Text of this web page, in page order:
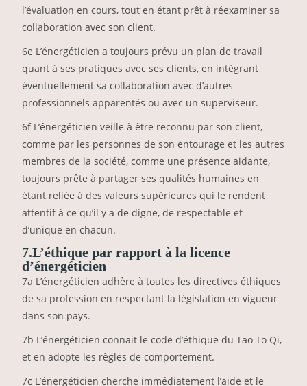
l’évaluation en cours, tout en étant prêt à réexaminer sa
collaboration avec son client.
6e L’énergéticien a toujours prévu un plan de travail
quant à ses pratiques avec ses clients, en intégrant
éventuellement sa collaboration avec d’autres
professionnels apparentés ou avec un superviseur.
6f L’énergéticien veille à être reconnu par son client,
comme par les personnes de son entourage et les autres
membres de la société, comme une présence aidante,
toujours prête à partager ses qualités humaines en
étant reliée à des valeurs supérieures qui le rendent
attentif à ce qu’il y a de digne, de respectable et
d’unique en chacun.
7.L’éthique par rapport à la licence
d’énergéticien
7a L’énergéticien adhère à toutes les directives éthiques
de sa profession en respectant la législation en vigueur
dans son pays.
7b L’énergéticien connait le code d’éthique du Tao Tö Qi,
et en adopte les règles de comportement.
7c L’énergéticien cherche immédiatement l’aide et le